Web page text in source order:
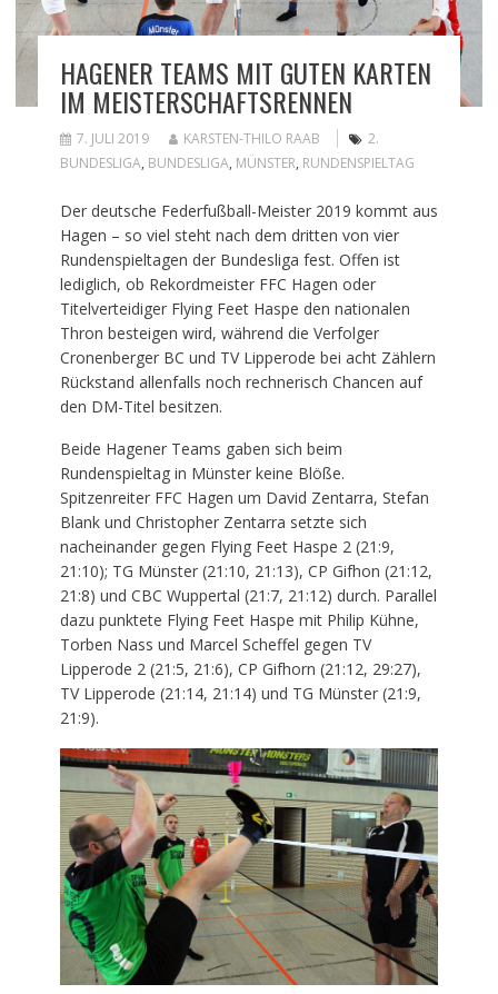
HAGENER TEAMS MIT GUTEN KARTEN
IM MEISTERSCHAFTSRENNEN
7. JULI 2019 KARSTEN-THILO RAAB
2.
BUNDESLIGA, BUNDESLIGA, MÜNSTER, RUNDENSPIELTAG
Der deutsche Federfußball-Meister 2019 kommt aus
Hagen – so viel steht nach dem dritten von vier
Rundenspieltagen der Bundesliga fest. Offen ist
lediglich, ob Rekordmeister FFC Hagen oder
Titelverteidiger Flying Feet Haspe den nationalen
Thron besteigen wird, während die Verfolger
Cronenberger BC und TV Lipperode bei acht Zählern
Rückstand allenfalls noch rechnerisch Chancen auf
den DM-Titel besitzen.
Beide Hagener Teams gaben sich beim
Rundenspieltag in Münster keine Blöße.
Spitzenreiter FFC Hagen um David Zentarra, Stefan
Blank und Christopher Zentarra setzte sich
nacheinander gegen Flying Feet Haspe 2 (21:9,
21:10); TG Münster (21:10, 21:13), CP Gifhon (21:12,
21:8) und CBC Wuppertal (21:7, 21:12) durch. Parallel
dazu punktete Flying Feet Haspe mit Philip Kühne,
Torben Nass und Marcel Scheffel gegen TV
Lipperode 2 (21:5, 21:6), CP Gifhorn (21:12, 29:27),
TV Lipperode (21:14, 21:14) und TG Münster (21:9,
21:9).